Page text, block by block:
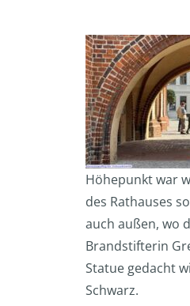
Höhepunkt war
des Rathauses
auch außen, wo
Brandstifterin
Statue gedacht
Schwarz.